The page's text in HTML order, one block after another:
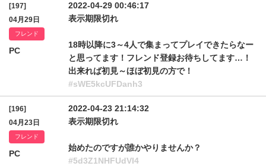
[197]
04月29日
フレンド
PC
2022-04-29 00:46:17
表示期限切れ
18時以降に3～4人で集まってプレイできたらなー
と思ってます！フレンド登録お待ちしてます…！
出来れば初見～ほぼ初見の方で！
#sWE5kcUFDanh3
[196]
04月23日
フレンド
PC
2022-04-23 21:14:32
表示期限切れ
始めたのですが誰かやりませんか？
#5d3Z1NHFUdVI4